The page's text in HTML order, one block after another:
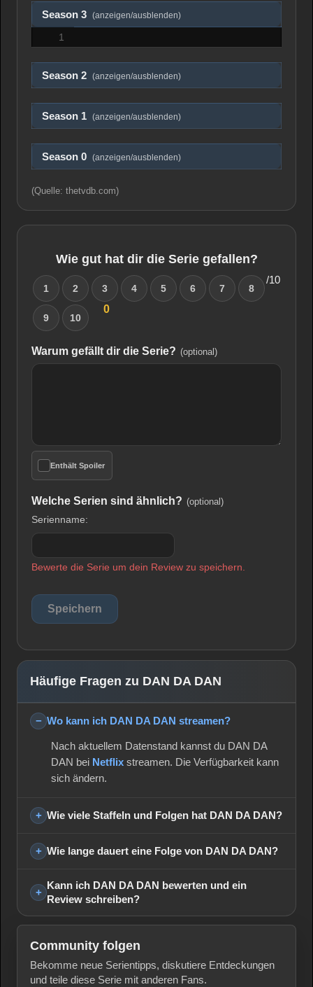
Season 3 (anzeigen/ausblenden)
1
Season 2 (anzeigen/ausblenden)
Season 1 (anzeigen/ausblenden)
Season 0 (anzeigen/ausblenden)
(Quelle: thetvdb.com)
Wie gut hat dir die Serie gefallen?
1 2 3 4 5 6 7 8
9 10
0
/10
Warum gefällt dir die Serie? (optional)
Enthält Spoiler
Welche Serien sind ähnlich? (optional)
Serienname:
Bewerte die Serie um dein Review zu speichern.
Häufige Fragen zu DAN DA DAN
Wo kann ich DAN DA DAN streamen?
Nach aktuellem Datenstand kannst du DAN DA
DAN bei Netflix streamen. Die Verfügbarkeit kann
sich ändern.
Wie viele Staffeln und Folgen hat DAN DA DAN?
Wie lange dauert eine Folge von DAN DA DAN?
Kann ich DAN DA DAN bewerten und ein
Review schreiben?
Community folgen
Bekomme neue Serientipps, diskutiere Entdeckungen
und teile diese Serie mit anderen Fans.